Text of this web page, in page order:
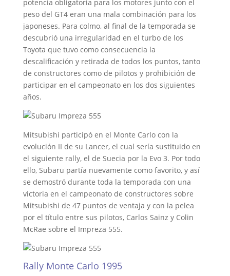
potencia obligatoria para los motores junto con el
peso del GT4 eran una mala combinación para los
japoneses. Para colmo, al final de la temporada se
descubrió una irregularidad en el turbo de los
Toyota que tuvo como consecuencia la
descalificación y retirada de todos los puntos, tanto
de constructores como de pilotos y prohibición de
participar en el campeonato en los dos siguientes
años.
Mitsubishi participó en el Monte Carlo con la
evolución II de su Lancer, el cual sería sustituido en
el siguiente rally, el de Suecia por la Evo 3. Por todo
ello, Subaru partía nuevamente como favorito, y así
se demostró durante toda la temporada con una
victoria en el campeonato de constructores sobre
Mitsubishi de 47 puntos de ventaja y con la pelea
por el título entre sus pilotos, Carlos Sainz y Colin
McRae sobre el Impreza 555.
Rally Monte Carlo 1995